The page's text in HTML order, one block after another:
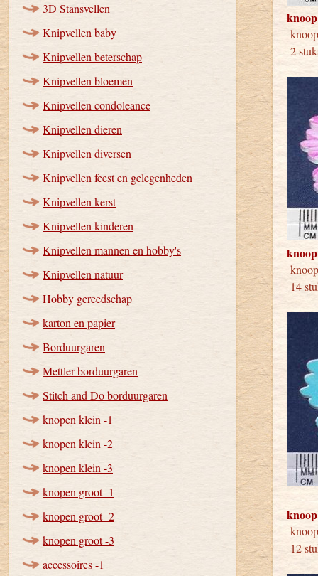
3D Stansvellen
Knipvellen baby
Knipvellen beterschap
Knipvellen bloemen
Knipvellen condoleance
Knipvellen dieren
Knipvellen diversen
Knipvellen feest en gelegenheden
Knipvellen kerst
Knipvellen kinderen
Knipvellen mannen en hobby's
Knipvellen natuur
Hobby gereedschap
karton en papier
Borduurgaren
Mettler borduurgaren
Stitch and Do borduurgaren
knopen klein -1
knopen klein -2
knopen klein -3
knopen groot -1
knopen groot -2
knopen groot -3
accessoires -1
2
14
12